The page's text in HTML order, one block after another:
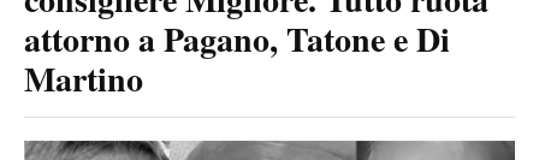
attorno a Pagano, Tatone e Di
Martino